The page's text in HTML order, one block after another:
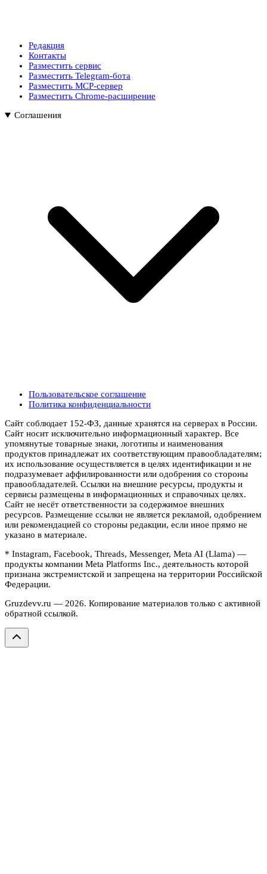
Редакция
Контакты
Разместить сервис
Разместить Telegram-бота
Разместить MCP-сервер
Разместить Chrome-расширение
Соглашения
Пользовательское соглашение
Политика конфиденциальности
Сайт соблюдает 152-ФЗ, данные хранятся на серверах в России.
Сайт носит исключительно информационный характер. Все
упомянутые товарные знаки, логотипы и наименования
продуктов принадлежат их соответствующим правообладателям;
их использование осуществляется в целях идентификации и не
подразумевает аффилированности или одобрения со стороны
правообладателей. Ссылки на внешние ресурсы, продукты и
сервисы размещены в информационных и справочных целях.
Сайт не несёт ответственности за содержимое внешних
ресурсов. Размещение ссылки не является рекламой, одобрением
или рекомендацией со стороны редакции, если иное прямо не
указано в материале.
* Instagram, Facebook, Threads, Messenger, Meta AI (Llama) —
продукты компании Meta Platforms Inc., деятельность которой
признана экстремистской и запрещена на территории Российской
Федерации.
Gruzdevv.ru — 2026. Копирование материалов только с активной
обратной ссылкой.